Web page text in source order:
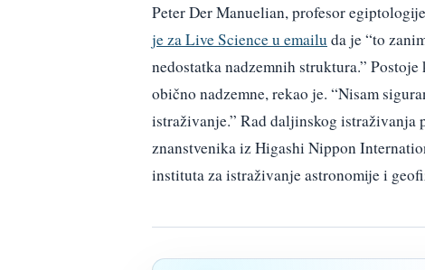
Peter Der Manuelian, profesor
je za Live Science u emailu da je “to
nedostatka nadzemnih struktura.”
obično nadzemne, rekao je. “Nisam
istraživanje.” Rad daljinskog istraživanja
znanstvenika iz Higashi Nippon
instituta za istraživanje astronomije i